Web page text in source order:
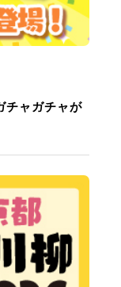
チャガチャが